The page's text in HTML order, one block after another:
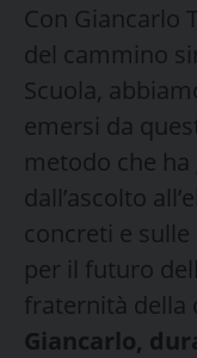
Con Giancarlo
del cammino
Scuola,
emersi da
metodo che
dall’ascolto
concreti e
per il futuro
fraternità della
Giancarlo,